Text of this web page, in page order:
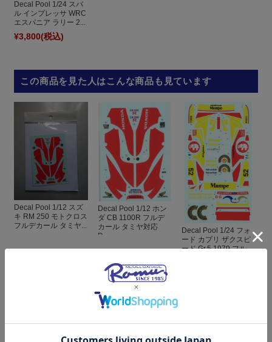
Decal Pool 1/24 スバ
ル インプレッサ WRC
エスパニア ラリー 2...
¥3,800(税込)
この商品を見た人はこんな商品も見ています
Decal Pool 1/12 スズ
キ RM 250 モトクロス
フルデカール タミヤ...
Decal Pool 1/12 ホン
ダ CB 1100R フルデ
カール タミヤ対応
D...
¥3,600(税込)
Decal Pool 1/24 フォ
ード カプリ ザクスピ
ード Gr.5 1979 フル...